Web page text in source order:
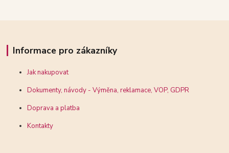
Informace pro zákazníky
Jak nakupovat
Dokumenty, návody - Výměna, reklamace, VOP, GDPR
Doprava a platba
Kontakty